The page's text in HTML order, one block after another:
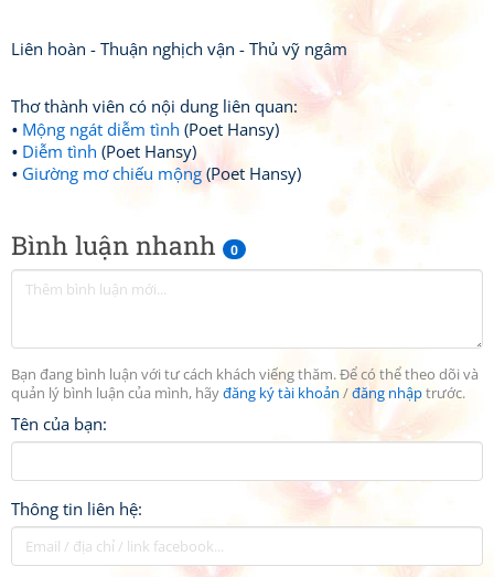
Bình luận nhanh 0
Bạn đang bình luận với tư cách khách viếng thăm. Để có thể theo dõi và
quản lý bình luận của mình, hãyđăng ký tài khoản /đăng nhậptrước.
Tên của bạn:
Thông tin liên hệ:
Liên hoàn - Thuận nghịch vận - Thủ vỹ ngâm
Thơ thành viên có nội dung liên quan:
Mộng ngát diễm tình (Poet Hansy)
Diễm tình (Poet Hansy)
Giường mơ chiếu mộng (Poet Hansy)